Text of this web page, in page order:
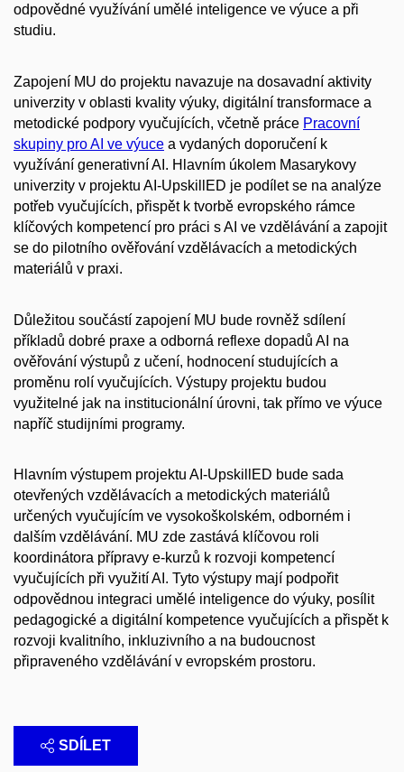
odpovědné využívání umělé inteligence ve výuce a při
studiu.
Zapojení MU do projektu navazuje na dosavadní aktivity
univerzity v oblasti kvality výuky, digitální transformace a
metodické podpory vyučujících, včetně práce Pracovní
skupiny pro AI ve výuce a vydaných doporučení k
využívání generativní AI. Hlavním úkolem Masarykovy
univerzity v projektu AI-UpskillED je podílet se na analýze
potřeb vyučujících, přispět k tvorbě evropského rámce
klíčových kompetencí pro práci s AI ve vzdělávání a zapojit
se do pilotního ověřování vzdělávacích a metodických
materiálů v praxi.
Důležitou součástí zapojení MU bude rovněž sdílení
příkladů dobré praxe a odborná reflexe dopadů AI na
ověřování výstupů z učení, hodnocení studujících a
proměnu rolí vyučujících. Výstupy projektu budou
využitelné jak na institucionální úrovni, tak přímo ve výuce
napříč studijními programy.
Hlavním výstupem projektu AI-UpskillED bude sada
otevřených vzdělávacích a metodických materiálů
určených vyučujícím ve vysokoškolském, odborném i
dalším vzdělávání. MU zde zastává klíčovou roli
koordinátora přípravy e-kurzů k rozvoji kompetencí
vyučujících při využití AI. Tyto výstupy mají podpořit
odpovědnou integraci umělé inteligence do výuky, posílit
pedagogické a digitální kompetence vyučujících a přispět k
rozvoji kvalitního, inkluzivního a na budoucnost
připraveného vzdělávání v evropském prostoru.
SDÍLET